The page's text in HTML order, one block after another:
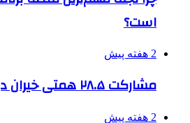
است؟
2 هفته پیش
مشارکت ۲۸.۵ همتی خیران در مدرسه‌سازی
2 هفته پیش